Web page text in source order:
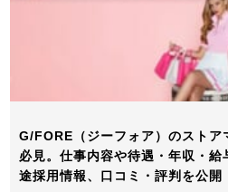
G/FORE（ジーフォア）のストア
必見。仕事内容や待遇・年収・給
途採用情報、口コミ・評判を公開